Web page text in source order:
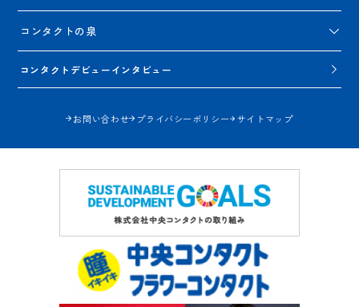
コンタクトの泉
コンタクトデビューインタビュー
お問い合わせ プライバシーポリシー サイトマップ